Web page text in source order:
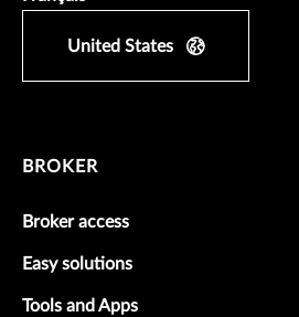
United States
BROKER
Broker access
Easy solutions
Tools and Apps